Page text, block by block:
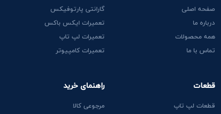
صفحه اصلی
درباره ما
همه محصولات
تماس با ما
قطعات
قطعات لپ تاپ
گارانتی پارتوفیکس
تعمیرات ایکس باکس
تعمیرات لپ تاپ
تعمیرات کامپیوتر
راهنمای خرید
مرجوعی کالا